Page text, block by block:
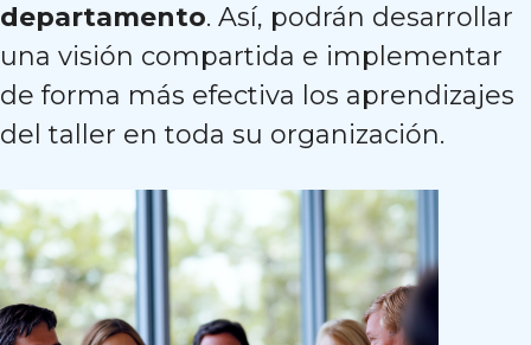
departamento. Así, podrán desarrollar
una visión compartida e implementar
de forma más efectiva los aprendizajes
del taller en toda su organización.